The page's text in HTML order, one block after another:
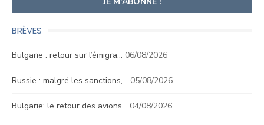
BRÈVES
Bulgarie : retour sur l’émigra… 06/08/2026
Russie : malgré les sanctions,… 05/08/2026
Bulgarie: le retour des avions… 04/08/2026